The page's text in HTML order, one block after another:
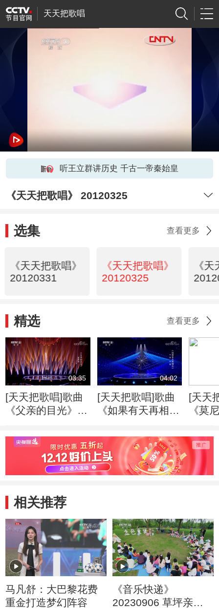
天天把歌唱
听王立群讲历史 千古一帝秦始皇
《天天把歌唱》 20120325
选集 查看更多
《天天把歌唱》
20120331
《天天把歌唱》
20120325
《
精选 查看更多
03:35
[天天把歌唱]歌曲
《父亲的目光》
04:02
[天天把歌唱]歌曲
《如果有天再相
贺蕾
[天天
《莫
相关推荐
马凡舒：大巴黎花费
重金打造梦幻阵容
《音乐快递》
20230906 草坪亲子